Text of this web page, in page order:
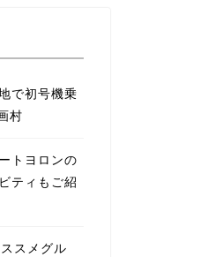
で初号機乗
村
トヨロンの
ティもご紹
スメグル